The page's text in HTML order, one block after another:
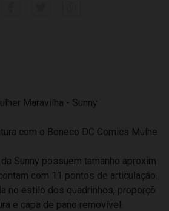
Maravilha - Sunny
com o Boneco DC Comics Mulhe
Sunny possuem tamanho aproxim
com 11 pontos de articulação.
no estilo dos quadrinhos, proporçõ
e capa de pano removível.